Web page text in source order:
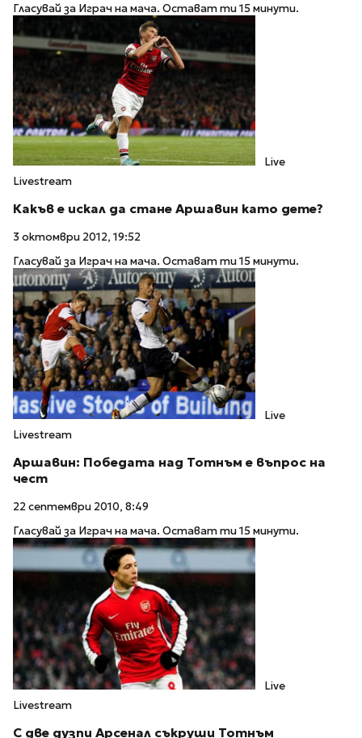
Гласувай за Играч на мача. Остават ти 15 минути.
Live
Livestream
Какъв е искал да стане Аршавин като дете?
3 октомври 2012, 19:52
Гласувай за Играч на мача. Остават ти 15 минути.
Live
Livestream
Аршавин: Победата над Тотнъм е въпрос на
чест
22 септември 2010, 8:49
Гласувай за Играч на мача. Остават ти 15 минути.
Live
Livestream
С две дузпи Арсенал съкруши Тотнъм